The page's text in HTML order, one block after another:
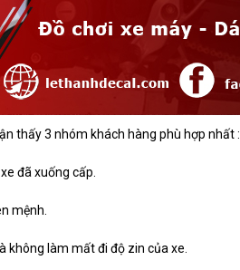
thấy 3 nhóm khách hàng phù hợp nhất :
đã xuống cấp.
mệnh.
không làm mất đi độ zin của xe.